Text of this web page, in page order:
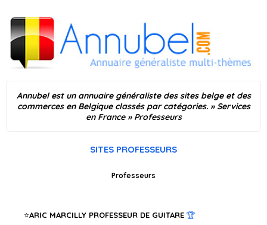
Annubel est un annuaire généraliste des sites belge et des
commerces en Belgique classés par catégories. » Services
en France » Professeurs
SITES PROFESSEURS
Professeurs
ARIC MARCILLY PROFESSEUR DE GUITARE 🏆